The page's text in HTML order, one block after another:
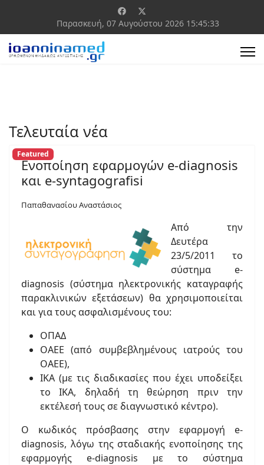
Παρασκευή, 07 Αυγούστου 2026 15:45:34
Τελευταία νέα
Featured
Ενοποίηση εφαρμογών e-diagnosis
και e-syntagografisi
Παπαθανασίου Αναστάσιος
Από την
Δευτέρα
23/5/2011 το
σύστημα e-
diagnosis (σύστημα ηλεκτρονικής καταγραφής
παρακλινικών εξετάσεων) θα χρησιμοποιείται
και για τους ασφαλισμένους του:
ΟΠΑΔ
ΟΑΕΕ (από συμβεβλημένους ιατρούς του
ΟΑΕΕ),
ΙΚΑ (με τις διαδικασίες που έχει υποδείξει
το ΙΚΑ, δηλαδή τη θεώρηση πριν την
εκτέλεσή τους σε διαγνωστικό κέντρο).
Ο κωδικός πρόσβασης στην εφαρμογή e-
diagnosis, λόγω της σταδιακής ενοποίησης της
εφαρμογής e-diagnosis με το σύστημα